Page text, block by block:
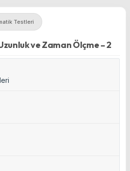
Testleri
ve Zaman Ölçme – 2